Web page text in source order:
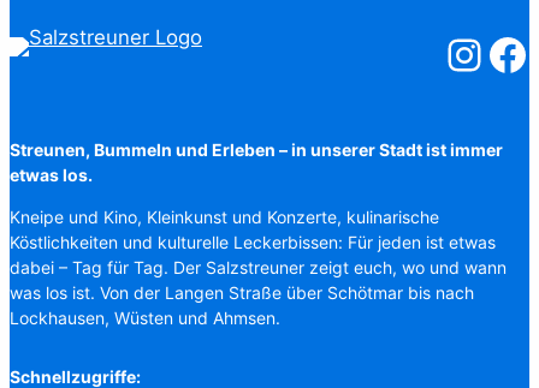
Streunen, Bummeln und Erleben – in unserer Stadt ist immer
etwas los.
Kneipe und Kino, Kleinkunst und Konzerte, kulinarische
Köstlichkeiten und kulturelle Leckerbissen: Für jeden ist etwas
dabei – Tag für Tag. Der Salzstreuner zeigt euch, wo und wann
was los ist. Von der Langen Straße über Schötmar bis nach
Lockhausen, Wüsten und Ahmsen.
Schnellzugriffe: